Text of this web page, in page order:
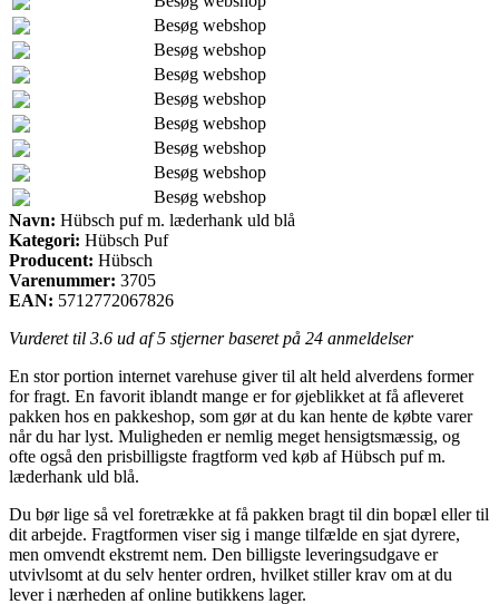
Besøg webshop
Besøg webshop
Besøg webshop
Besøg webshop
Besøg webshop
Besøg webshop
Besøg webshop
Besøg webshop
Navn: Hübsch puf m. læderhank uld blå
Kategori: Hübsch Puf
Producent: Hübsch
Varenummer: 3705
EAN: 5712772067826
Vurderet til 3.6 ud af 5 stjerner baseret på 24 anmeldelser
En stor portion internet varehuse giver til alt held alverdens former
for fragt. En favorit iblandt mange er for øjeblikket at få afleveret
pakken hos en pakkeshop, som gør at du kan hente de købte varer
når du har lyst. Muligheden er nemlig meget hensigtsmæssig, og
ofte også den prisbilligste fragtform ved køb af Hübsch puf m.
læderhank uld blå.
Du bør lige så vel foretrække at få pakken bragt til din bopæl eller til
dit arbejde. Fragtformen viser sig i mange tilfælde en sjat dyrere,
men omvendt ekstremt nem. Den billigste leveringsudgave er
utvivlsomt at du selv henter ordren, hvilket stiller krav om at du
lever i nærheden af online butikkens lager.